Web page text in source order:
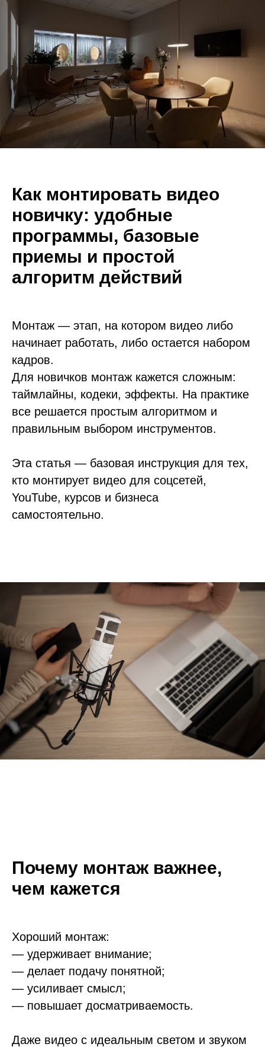
Как монтировать видео
новичку: удобные
программы, базовые
приемы и простой
алгоритм действий
Монтаж — этап, на котором видео либо
начинает работать, либо остается набором
кадров.
Для новичков монтаж кажется сложным:
таймлайны, кодеки, эффекты. На практике
все решается простым алгоритмом и
правильным выбором инструментов.
Эта статья — базовая инструкция для тех,
кто монтирует видео для соцсетей,
YouTube, курсов и бизнеса
самостоятельно.
Почему монтаж важнее,
чем кажется
Хороший монтаж:
— удерживает внимание;
— делает подачу понятной;
— усиливает смысл;
— повышает досматриваемость.
Даже видео с идеальным светом и звуком